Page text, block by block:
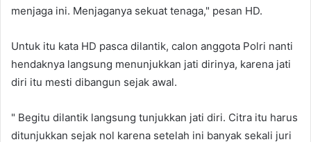
menjaga ini. Menjaganya sekuat tenaga," pesan HD.
Untuk itu kata HD pasca dilantik, calon anggota Polri nanti
hendaknya langsung menunjukkan jati dirinya, karena jati
diri itu mesti dibangun sejak awal.
" Begitu dilantik langsung tunjukkan jati diri. Citra itu harus
ditunjukkan sejak nol karena setelah ini banyak sekali juri